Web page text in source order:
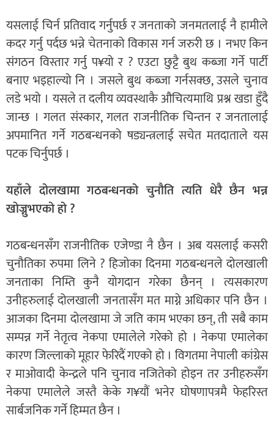
यसलाई चिर्न प्रतिवाद गर्नुपर्छ र जनताको जनमतलाई नै हामीले
कदर गर्नु पर्दछ भन्ने चेतनाको विकास गर्न जरुरी छ । नभए किन
संगठन विस्तार गर्नु प¥यो र ? एउटा छुट्टै बुथ कब्जा गर्ने पार्टी
बनाए भइहाल्यो नि । जसले बुथ कब्जा गर्नसक्छ, उसले चुनाव
लडे भयो । यसले त दलीय व्यवस्थाकै औचित्यमाथि प्रश्न खडा हुँदै
जान्छ । गलत संस्कार, गलत राजनीतिक चिन्तन र जनतालाई
अपमानित गर्ने गठबन्धनको षड्यन्त्रलाई सचेत मतदाताले यस
पटक चिर्नुपर्छ ।
यहाँले दोलखामा गठबन्धनको चुनौति त्यति धेरै छैन भन्न
खोज्नुभएको हो ?
गठबन्धनसँग राजनीतिक एजेण्डा नै छैन । अब यसलाई कसरी
चुनौतिका रुपमा लिने ? हिजोका दिनमा गठबन्धनले दोलखाली
जनताका निम्ति कुनै योगदान गरेका छैनन् । त्यसकारण
उनीहरुलाई दोलखाली जनतासँग मत माग्ने अधिकार पनि छैन ।
आजका दिनमा दोलखामा जे जति काम भएका छन्, ती सबै काम
सम्पन्न गर्ने नेतृत्व नेकपा एमालेले गरेको हो । नेकपा एमालेका
कारण जिल्लाको मूहार फेरिदैं गएको हो । विगतमा नेपाली कांग्रेस
र माओवादी केन्द्रले पनि चुनाव नजितेको होइन तर उनीहरुसँग
नेकपा एमालेले जस्तै केके ग¥यौं भनेर घोषणापत्रमै फेहरिस्त
सार्बजनिक गर्ने हिम्मत छैन ।